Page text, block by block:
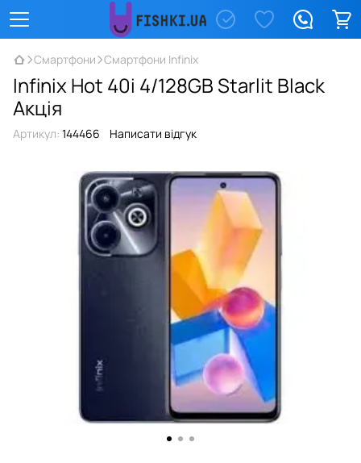
Смартфони Смартфони Infinix
Infinix Hot 40i 4/128GB Starlit Black
Акція
Артикул: 144466 Написати відгук